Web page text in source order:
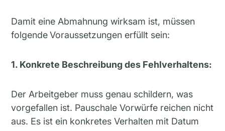
Damit eine Abmahnung wirksam ist, müssen
folgende Voraussetzungen erfüllt sein:
1. Konkrete Beschreibung des Fehlverhaltens:
Der Arbeitgeber muss genau schildern, was
vorgefallen ist. Pauschale Vorwürfe reichen nicht
aus. Es ist ein konkretes Verhalten mit Datum